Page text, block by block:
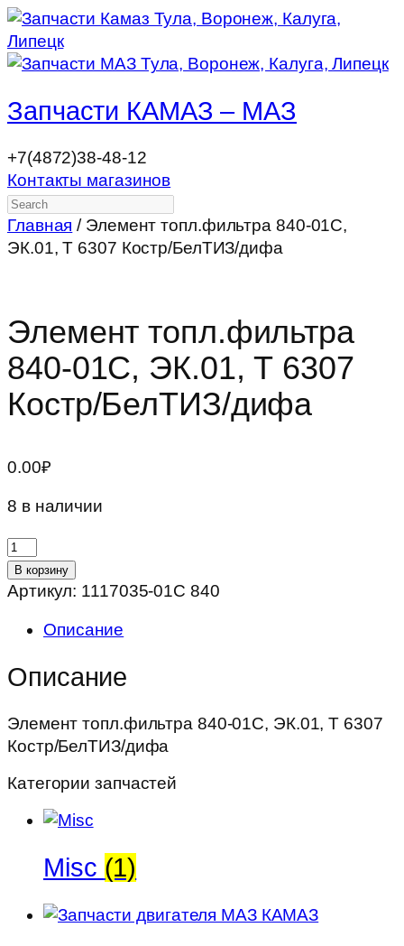
Запчасти КАМАЗ – МАЗ
+7(4872)38-48-12
Контакты магазинов
Search
Главная / Элемент топл.фильтра 840-01С,
ЭК.01, Т 6307 Костр/БелТИЗ/дифа
Элемент топл.фильтра
840-01С, ЭК.01, Т 6307
Костр/БелТИЗ/дифа
0.00₽
8 в наличии
Количество
товара
Элемент
840-
ЭК.01,
6307
Костр/
дифа
В корзину
Артикул: 1117035-01С 840
Описание
Описание
Элемент топл.фильтра 840-01С, ЭК.01, Т 6307
Костр/БелТИЗ/дифа
Категории запчастей
Misc (1)